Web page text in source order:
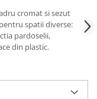
cromat si sezut
spatii diverse:
pardoselii,
din plastic.